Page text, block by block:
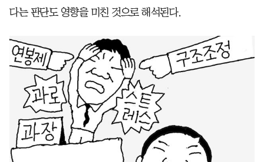
다는 판단도 영향을 미친 것으로 해석된다.